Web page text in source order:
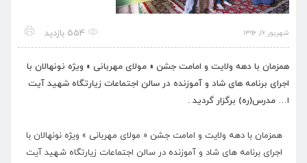
شهریور ۱۶, ۱۳۹۶ 554 بازدید
همزمان با دهه ولایت و امامت جشن « مولای مهربانی » ویژه نونهالان با
اجرای برنامه های شاد و آموزنده در سالن اجتماعات زیارتگاه شهید آیت
ا… مدرس(ره) برگزار گردید .
همزمان با دهه ولایت و امامت جشن « مولای مهربانی » ویژه نونهالان با
اجرای برنامه های شاد و آموزنده در سالن اجتماعات زیارتگاه شهید آیت